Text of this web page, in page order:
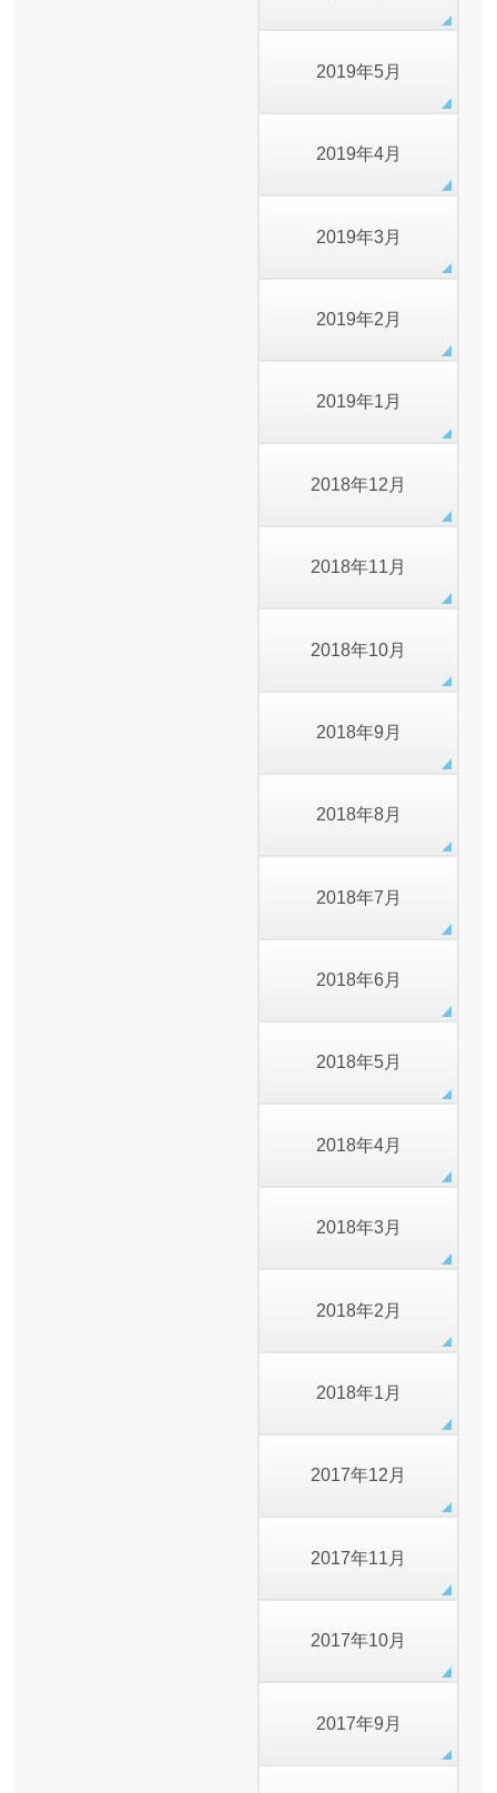
2019年5月
2019年4月
2019年3月
2019年2月
2019年1月
2018年12月
2018年11月
2018年10月
2018年9月
2018年8月
2018年7月
2018年6月
2018年5月
2018年4月
2018年3月
2018年2月
2018年1月
2017年12月
2017年11月
2017年10月
2017年9月